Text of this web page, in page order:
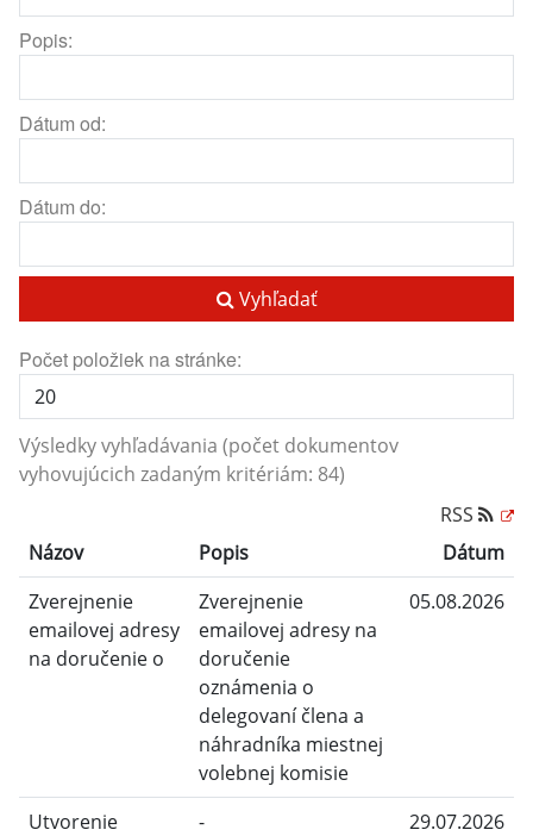
Popis:
Dátum od:
Dátum do:
Vyhľadať
Počet položiek na stránke:
Výsledky vyhľadávania (počet dokumentov
vyhovujúcich zadaným kritériám: 84)
RSS
Názov
Popis
Dátum
Zverejnenie
emailovej adresy
na doručenie o
Zverejnenie
emailovej adresy na
doručenie
oznámenia o
delegovaní člena a
náhradníka miestnej
volebnej komisie
05.08.2026
Utvorenie
- 29.07.2026